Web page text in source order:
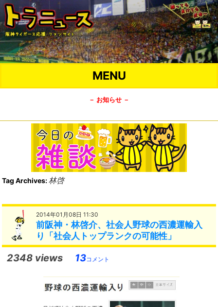
MENU
－ お知らせ －
Tag Archives:林啓
2014年01月08日 11:30
前阪神・林啓介、社会人野球の西濃運輸入
り「社会人トップランクの可能性」
2348 views 13コメント